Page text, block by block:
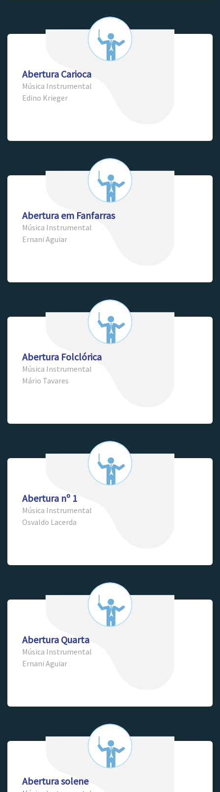
Abertura Carioca
Música Instrumental
Edino Krieger
Abertura em Fanfarras
Música Instrumental
Ernani Aguiar
Abertura Folclórica
Música Instrumental
Mário Tavares
Abertura nº 1
Música Instrumental
Osvaldo Lacerda
Abertura Quarta
Música Instrumental
Ernani Aguiar
Abertura solene